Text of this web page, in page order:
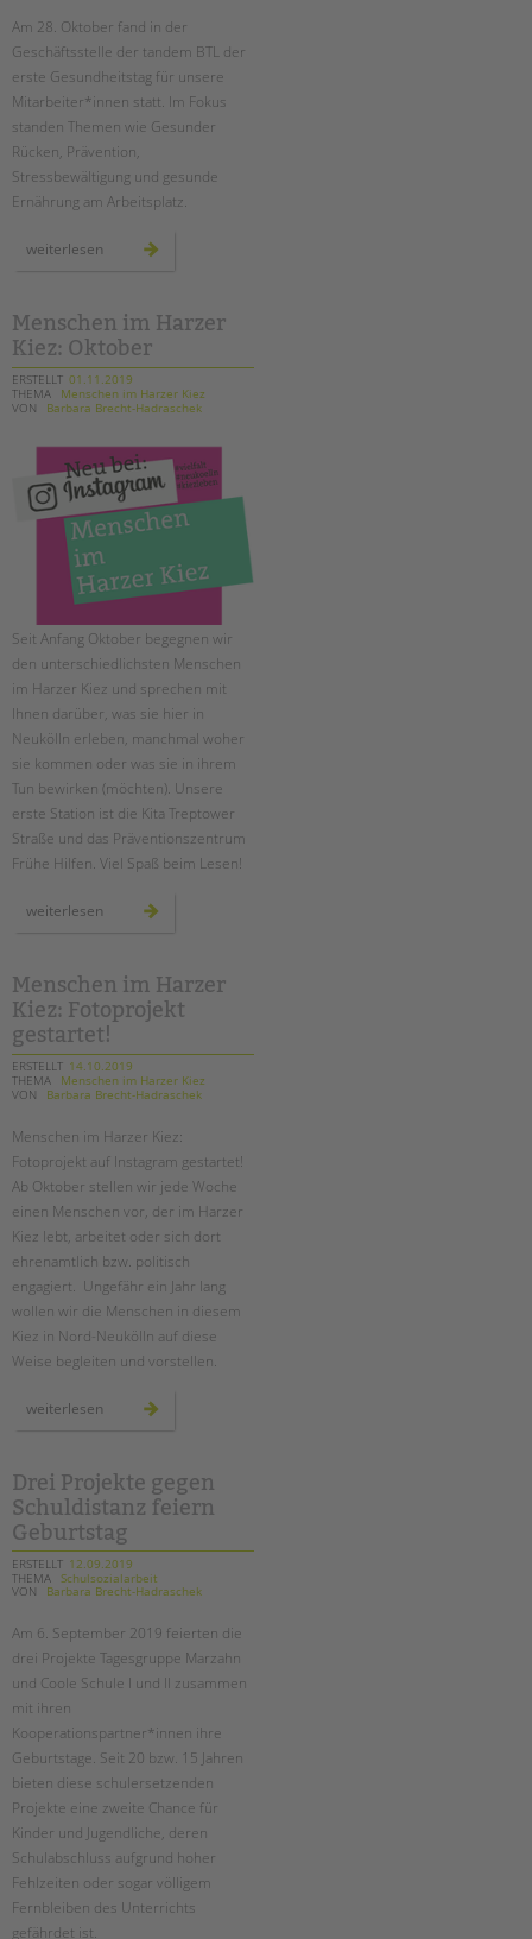
Am 28. Oktober fand in der
Geschäftsstelle der tandem BTL der
erste Gesundheitstag für unsere
Mitarbeiter*innen statt. Im Fokus
standen Themen wie Gesunder
Rücken, Prävention,
Stressbewältigung und gesunde
Ernährung am Arbeitsplatz.
weiterlesen
gesundheitstag
Menschen im Harzer
Kiez: Oktober
ERSTELLT 01.11.2019
THEMA
Menschen im Harzer Kiez
VON
Barbara Brecht-Hadraschek
Seit Anfang Oktober begegnen wir
den unterschiedlichsten Menschen
im Harzer Kiez und sprechen mit
Ihnen darüber, was sie hier in
Neukölln erleben, manchmal woher
sie kommen oder was sie in ihrem
Tun bewirken (möchten). Unsere
erste Station ist die Kita Treptower
Straße und das Präventionszentrum
Frühe Hilfen. Viel Spaß beim Lesen!
weiterlesen menschen
Menschen im Harzer
Kiez: Fotoprojekt
gestartet!
ERSTELLT 14.10.2019
THEMA
Menschen im Harzer Kiez
VON
Barbara Brecht-Hadraschek
Menschen im Harzer Kiez:
Fotoprojekt auf Instagram gestartet!
Ab Oktober stellen wir jede Woche
einen Menschen vor, der im Harzer
Kiez lebt, arbeitet oder sich dort
ehrenamtlich bzw. politisch
engagiert. Ungefähr ein Jahr lang
wollen wir die Menschen in diesem
Kiez in Nord-Neukölln auf diese
Weise begleiten und vorstellen.
weiterlesen menschen
gestartet!
Drei Projekte gegen
Schuldistanz feiern
Geburtstag
ERSTELLT 12.09.2019
THEMA Schulsozialarbeit
VON
Barbara Brecht-Hadraschek
Am 6. September 2019 feierten die
drei Projekte Tagesgruppe Marzahn
und Coole Schule I und II zusammen
mit ihren
Kooperationspartner*innen ihre
Geburtstage. Seit 20 bzw. 15 Jahren
bieten diese schulersetzenden
Projekte eine zweite Chance für
Kinder und Jugendliche, deren
Schulabschluss aufgrund hoher
Fehlzeiten oder sogar völligem
Fernbleiben des Unterrichts
gefährdet ist.